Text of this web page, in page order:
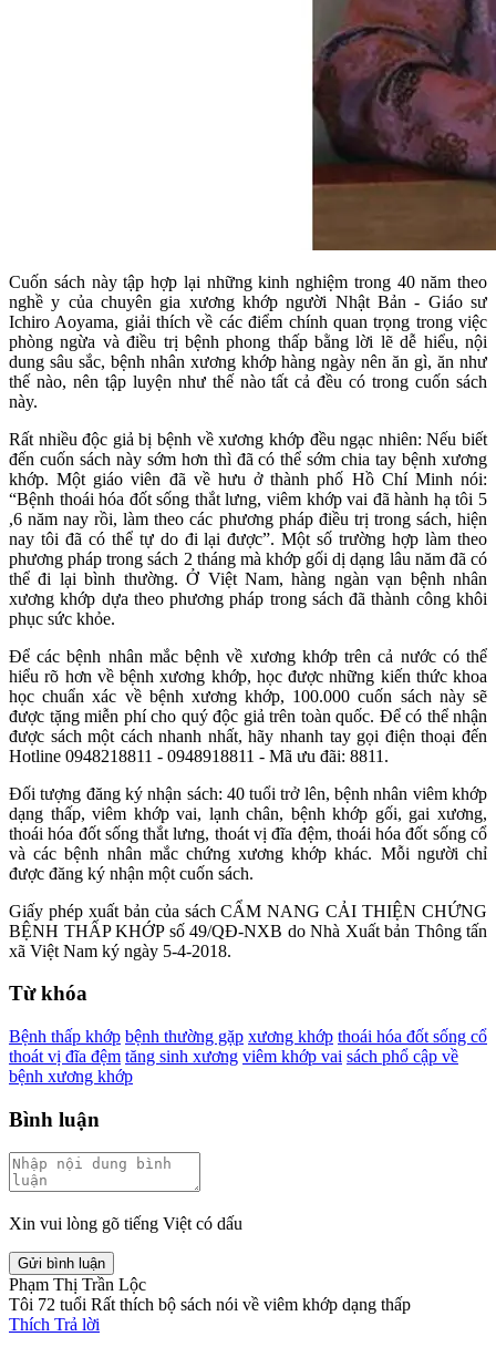
Cuốn sách này tập hợp lại những kinh nghiệm trong 40 năm theo
nghề y của chuyên gia xương khớp người Nhật Bản - Giáo sư
Ichiro Aoyama, giải thích về các điểm chính quan trọng trong việc
phòng ngừa và điều trị bệnh phong thấp bằng lời lẽ dễ hiểu, nội
dung sâu sắc, bệnh nhân xương khớp hàng ngày nên ăn gì, ăn như
thế nào, nên tập luyện như thế nào tất cả đều có trong cuốn sách
này.
Rất nhiều độc giả bị bệnh về xương khớp đều ngạc nhiên: Nếu biết
đến cuốn sách này sớm hơn thì đã có thể sớm chia tay bệnh xương
khớp. Một giáo viên đã về hưu ở thành phố Hồ Chí Minh nói:
“Bệnh thoái hóa đốt sống thắt lưng, viêm khớp vai đã hành hạ tôi 5
,6 năm nay rồi, làm theo các phương pháp điều trị trong sách, hiện
nay tôi đã có thể tự do đi lại được”. Một số trường hợp làm theo
phương pháp trong sách 2 tháng mà khớp gối dị dạng lâu năm đã có
thể đi lại bình thường. Ở Việt Nam, hàng ngàn vạn bệnh nhân
xương khớp dựa theo phương pháp trong sách đã thành công khôi
phục sức khỏe.
Để các bệnh nhân mắc bệnh về xương khớp trên cả nước có thể
hiểu rõ hơn về bệnh xương khớp, học được những kiến thức khoa
học chuẩn xác về bệnh xương khớp, 100.000 cuốn sách này sẽ
được tặng miễn phí cho quý độc giả trên toàn quốc. Để có thể nhận
được sách một cách nhanh nhất, hãy nhanh tay gọi điện thoại đến
Hotline 0948218811 - 0948918811 - Mã ưu đãi: 8811.
Đối tượng đăng ký nhận sách: 40 tuổi trở lên, bệnh nhân viêm khớp
dạng thấp, viêm khớp vai, lạnh chân, bệnh khớp gối, gai xương,
thoái hóa đốt sống thắt lưng, thoát vị đĩa đệm, thoái hóa đốt sống cổ
và các bệnh nhân mắc chứng xương khớp khác. Mỗi người chỉ
được đăng ký nhận một cuốn sách.
Giấy phép xuất bản của sách CẨM NANG CẢI THIỆN CHỨNG
BỆNH THẤP KHỚP số 49/QĐ-NXB do Nhà Xuất bản Thông tấn
xã Việt Nam ký ngày 5-4-2018.
Từ khóa
Bệnh thấp khớp bệnh thường gặp xương khớp thoái hóa đốt sống cổ
thoát vị đĩa đệm tăng sinh xương viêm khớp vai sách phổ cập về
bệnh xương khớp
Bình luận
Xin vui lòng gõ tiếng Việt có dấu
Gửi bình luận
Phạm Thị Trần Lộc
Tôi 72 tuổi Rất thích bộ sách nói về viêm khớp dạng thấp
Thích Trả lời